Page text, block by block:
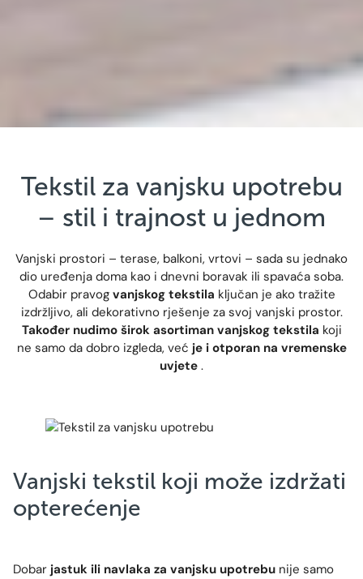
Tekstil za vanjsku upotrebu
– stil i trajnost u jednom
Vanjski prostori – terase, balkoni, vrtovi – sada su jednako
dio uređenja doma kao i dnevni boravak ili spavaća soba.
Odabir pravog vanjskog tekstila ključan je ako tražite
izdržljivo, ali dekorativno rješenje za svoj vanjski prostor.
Također nudimo širok asortiman vanjskog tekstila koji
ne samo da dobro izgleda, već je i otporan na vremenske
uvjete .
Vanjski tekstil koji može izdržati
opterećenje
Dobar jastuk ili navlaka za vanjsku upotrebu nije samo